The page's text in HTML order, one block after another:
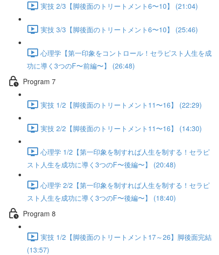
実技 2/3【脚後面のトリートメント6〜10】 (21:04)
実技 3/3【脚後面のトリートメント6〜10】 (25:46)
心理学【第一印象をコントロール！セラピスト人生を成
功に導く3つのF〜前編〜】 (26:48)
Program 7
実技 1/2【脚後面のトリートメント11〜16】 (22:29)
実技 2/2【脚後面のトリートメント11〜16】 (14:30)
心理学 1/2【第一印象を制すれば人生を制する！セラピ
スト人生を成功に導く3つのF〜後編〜】 (20:48)
心理学 2/2【第一印象を制すれば人生を制する！セラピ
スト人生を成功に導く3つのF〜後編〜】 (18:40)
Program 8
実技 1/2【脚後面のトリートメント17～26】脚後面完結
(13:57)